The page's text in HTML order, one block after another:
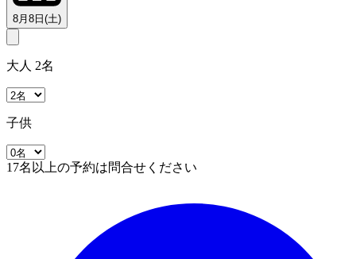
8月8日(土)
大人 2名
子供
17名以上の予約は問合せください